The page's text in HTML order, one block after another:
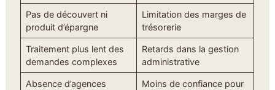
Pas de découvert ni
produit d’épargne
Limitation des marges de
trésorerie
Traitement plus lent des
demandes complexes
Retards dans la gestion
administrative
Absence d’agences
Moins de confiance pour